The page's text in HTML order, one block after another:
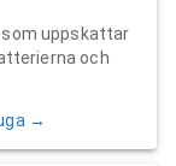
uppskattar
och
→